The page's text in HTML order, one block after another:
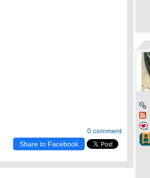
0 comment
Share to Facebook